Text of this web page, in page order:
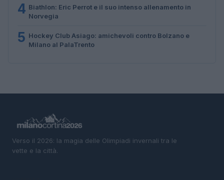
4 Biathlon: Eric Perrot e il suo intenso allenamento in
Norvegia
5 Hockey Club Asiago: amichevoli contro Bolzano e
Milano al PalaTrento
Verso il 2026: la magia delle Olimpiadi invernali tra le
vette e la città.